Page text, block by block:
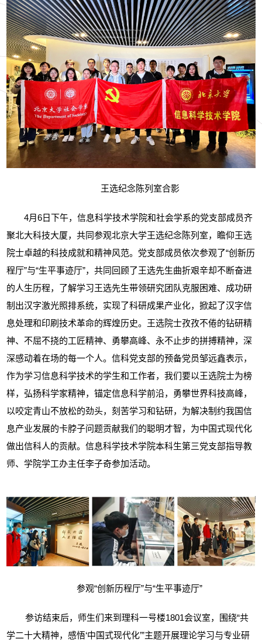
王选纪念陈列室合影
4月6日下午，信息科学技术学院和社会学系的党支部成员齐
聚北大科技大厦，共同参观北京大学王选纪念陈列室，瞻仰王选
院士卓越的科技成就和精神风范。党支部成员依次参观了“创新历
程厅”与“生平事迹厅”，共同回顾了王选先生曲折艰辛却不断奋进
的人生历程，了解学习王选先生带领研究团队克服困难、成功研
制出汉字激光照排系统，实现了科研成果产业化，掀起了汉字信
息处理和印刷技术革命的辉煌历史。王选院士孜孜不倦的钻研精
神、不屈不挠的工匠精神、勇攀高峰、永不止步的拼搏精神，深
深感动着在场的每一个人。信科党支部的预备党员邹远鑫表示，
作为学习信息科学技术的学生和工作者，我们要以王选院士为榜
样，弘扬科学家精神，锚定信息科学前沿，勇攀世界科技高峰，
以咬定青山不放松的劲头，刻苦学习和钻研，为解决制约我国信
息产业发展的卡脖子问题贡献我们的聪明才智，为中国式现代化
做出信科人的贡献。信息科学技术学院本科生第三党支部指导教
师、学院学工办主任李子奇参加活动。
参观“创新历程厅”与“生平事迹厅”
参访结束后，师生们来到理科一号楼1801会议室，围绕“共
学二十大精神，感悟‘中国式现代化’”主题开展理论学习与专业研